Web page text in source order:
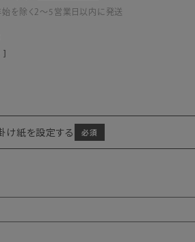
始を除く2～5営業日以内に発送
]
け紙を設定する